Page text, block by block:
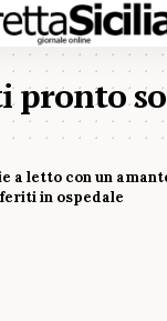
pronto
a letto con un
in ospedale